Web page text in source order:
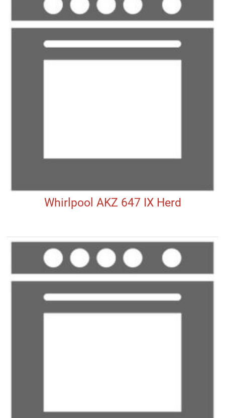
Whirlpool AKZ 647 IX Herd